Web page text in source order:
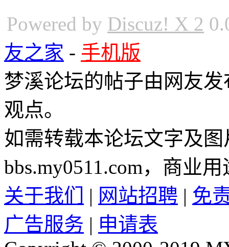
Powered by Discuz! X 2
友之家 - 手机版
梦溪论坛的帖子由网友
观点。
如需转载本论坛文字及
bbs.my0511.com，商业
关于我们
| 网站招聘 | 免
广告服务 | 申请表